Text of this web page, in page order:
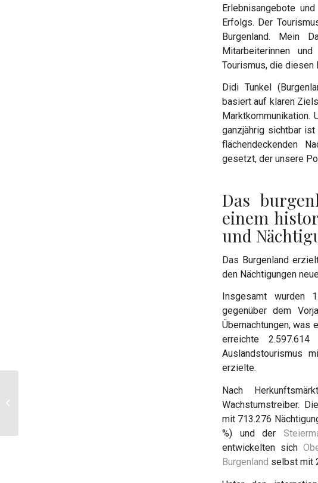
Erlebnisangebote
Erfolgs. Der
Burgenland. Mein
Mitarbeiterinnen
Tourismus, die diesen
Didi Tunkel
basiert auf klaren
Marktkommunikation.
ganzjährig sichtbar
flächendeckenden
gesetzt, der unsere
Das
einem
und
Das Burgenland
den Nächtigungen
Insgesamt wurden
gegenüber dem
Übernachtungen, was
erreichte
Auslandstourismus
erzielte.
Nach
Wachstumstreiber.
mit 713.276
%) und der
entwickelten sich
Burgenland selbst mit